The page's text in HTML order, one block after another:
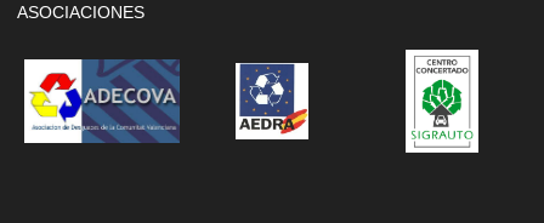
ASOCIACIONES